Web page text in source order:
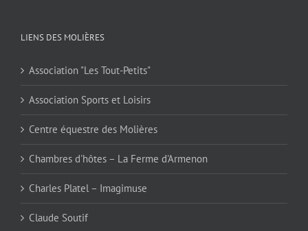
LIENS DES MOLIÈRES
Association "Les Tout-Petits"
Association Sports et Loisirs
Centre équestre des Molières
Chambres d'hôtes – La Ferme d'Armenon
Charles Platel – Imagimuse
Claude Soutif